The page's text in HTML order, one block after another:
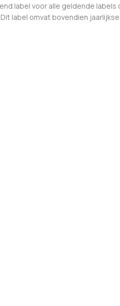
label voor alle geldende
label omvat bovendien